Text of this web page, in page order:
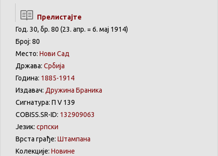
Прелистајте
Год. 30, бр. 80 (23. апр. = 6. мај 1914)
Број: 80
Место: Нови Сад
Држава: Србија
Година: 1885-1914
Издавач: Дружина Браника
Сигнатура: П V 139
COBISS.SR-ID: 132909063
Језик: српски
Врста грађе: Штампана
Колекције: Новине